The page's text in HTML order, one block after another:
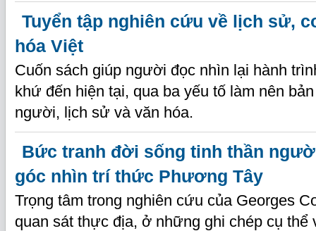
Tuyển tập nghiên cứu về lịch sử,
hóa Việt
Cuốn sách giúp người đọc nhìn lại hành
khứ đến hiện tại, qua ba yếu tố làm nên
người, lịch sử và văn hóa.
Bức tranh đời sống tinh thần
góc nhìn trí thức Phương Tây
Trọng tâm trong nghiên cứu của Georges
quan sát thực địa, ở những ghi chép cụ thể